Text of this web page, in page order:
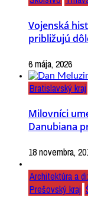
Vojenská
približujú
6 mája, 2026
Bratislavský kraj
Milovníci
Danubiana
18 novembra,
Architektúra a
Prešovský kraj